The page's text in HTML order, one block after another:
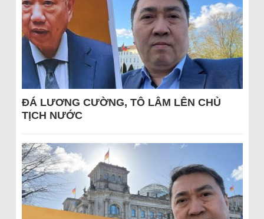
ĐÁ LƯƠNG CƯỜNG, TÔ LÂM LÊN CHỦ
TỊCH NƯỚC